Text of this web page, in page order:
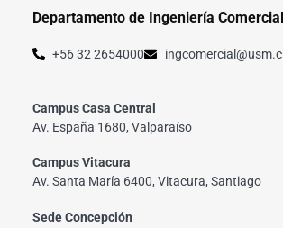
Departamento de Ingeniería Comercial
+56 32 2654000 ingcomercial@usm.cl
Campus Casa Central
Av. España 1680, Valparaíso
Campus Vitacura
Av. Santa María 6400, Vitacura, Santiago
Sede Concepción